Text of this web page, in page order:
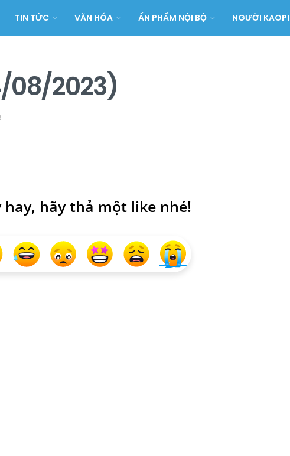
TIN TỨC VĂN HÓA ẤN PHẨM NỘI BỘ NGƯỜI
08/2023)
hay, hãy thả một like nhé!